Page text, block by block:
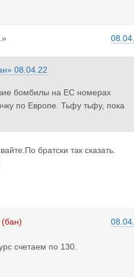
08.04.22
бомбилы на ЕС номерах
по Европе. Тьфу тьфу, пока
братски так сказать.
(бан)
счетаем по 130.